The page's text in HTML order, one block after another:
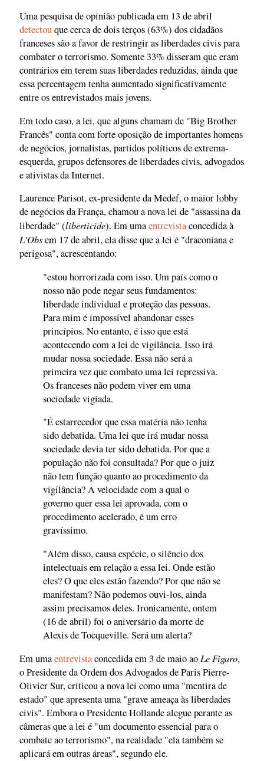
Uma pesquisa de opinião publicada em 13 de abril
detectouque cerca de dois terços (63%) dos cidadãos
franceses são a favor de restringir as liberdades civis para
combater o terrorismo. Somente 33% disseram que eram
contrários em terem suas liberdades reduzidas, ainda que
essa percentagem tenha aumentado significativamente
entre os entrevistados mais jovens.
Em todo caso, a lei, que alguns chamam de "Big Brother
Francês" conta com forte oposição de importantes homens
de negócios, jornalistas, partidos políticos de extrema-
esquerda, grupos defensores de liberdades civis, advogados
e ativistas da Internet.
Laurence Parisot, ex-presidente da Medef, o maior lobby
de negócios da França, chamou a nova lei de "assassina da
liberdade" (liberticide). Em umaentrevistaconcedida à
L'Obsem 17 de abril, ela disse que a lei é "draconiana e
perigosa", acrescentando:
"estou horrorizada com isso. Um país como o
nosso não pode negar seus fundamentos:
liberdade individual e proteção das pessoas.
Para mim é impossível abandonar esses
princípios. No entanto, é isso que está
acontecendo com a lei de vigilância. Isso irá
mudar nossa sociedade. Essa não será a
primeira vez que combato uma lei repressiva.
Os franceses não podem viver em uma
sociedade vigiada.
"É estarrecedor que essa matéria não tenha
sido debatida. Uma lei que irá mudar nossa
sociedade devia ter sido debatida. Por que a
população não foi consultada? Por que o juiz
não tem função quanto ao procedimento da
vigilância? A velocidade com a qual o
governo quer essa lei aprovada, com o
procedimento acelerado, é um erro
gravíssimo.
"Além disso, causa espécie, o silêncio dos
intelectuais em relação a essa lei. Onde estão
eles? O que eles estão fazendo? Por que não se
manifestam? Não podemos ouvi-los, ainda
assim precisamos deles. Ironicamente, ontem
(16 de abril) foi o aniversário da morte de
Alexis de Tocqueville. Será um alerta?
Em umaentrevistaconcedida em 3 de maio ao Le Figaro,
o Presidente da Ordem dos Advogados de Paris Pierre-
Olivier Sur, criticou a nova lei como uma "mentira de
estado" que apresenta uma "grave ameaça às liberdades
civis". Embora o Presidente Hollande alegue perante as
câmeras que a lei é "um documento essencial para o
combate ao terrorismo", na realidade "ela também se
aplicará em outras áreas", segundo ele.